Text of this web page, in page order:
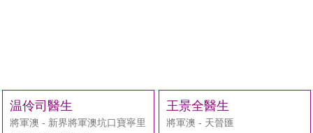
温伶司醫生
將軍澳 - 新界將軍澳坑口寶寧里
王景全醫生
將軍澳 - 天晉匯